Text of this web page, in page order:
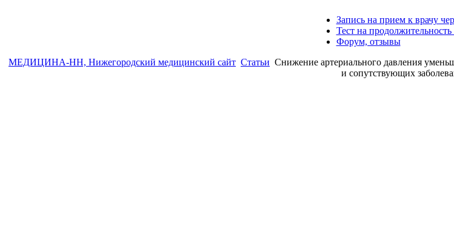
Запись на прием к врачу
Тест на
Форум, отзывы
МЕДИЦИНА-НН, Нижегородский медицинский сайт Статьи Снижение артериального давления
и сопутствующих